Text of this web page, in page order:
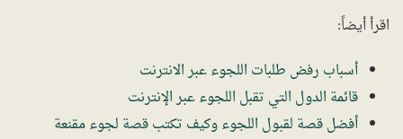
اقرأ أيضاً:
أسباب رفض طلبات اللجوء عبر الانترنت
قائمة الدول التي تقبل اللجوء عبر الإنترنت
أفضل قصة لقبول اللجوء وكيف تكتب قصة لجوء مقنعة